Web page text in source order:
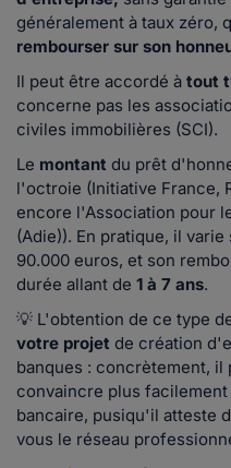
généralement à taux zéro,
rembourser sur son
Il peut être accordé à tout
concerne pas les
civiles immobilières (SCI).
Le montant du prêt
l'octroie (Initiative France,
encore l'Association pour
(Adie)). En pratique, il
90.000 euros, et son
durée allant de 1 à 7 ans.
💡 L'obtention de ce type
votre projet de création
banques : concrètement, il
convaincre plus
bancaire, pusiqu'il atteste
vous le réseau